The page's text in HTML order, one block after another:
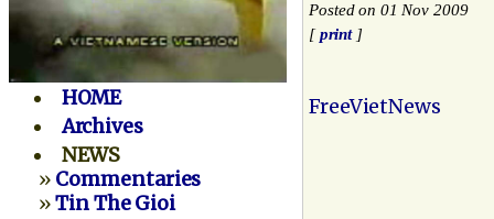
HOME
Archives
NEWS
» Commentaries
»Tin The Gioi
Posted on 01 Nov 2009
[print]
FreeVietNews